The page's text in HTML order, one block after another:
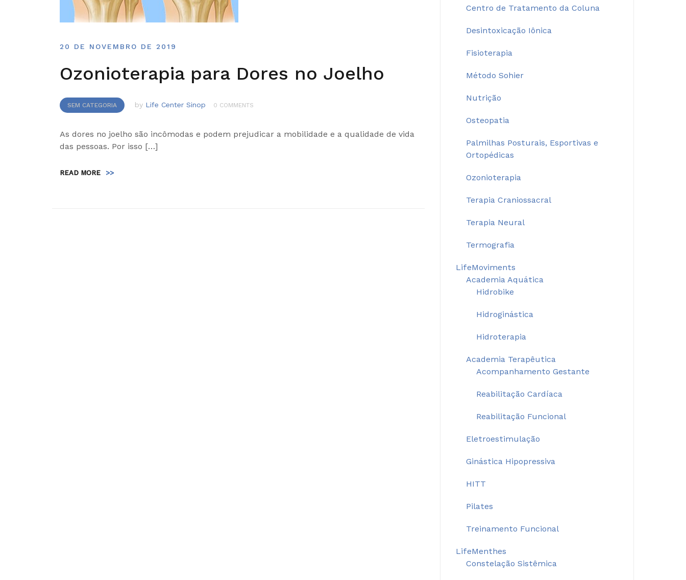
20 DE NOVEMBRO DE 2019
Ozonioterapia para Dores no Joelho
SEM CATEGORIA by Life Center Sinop 0 COMMENTS
As dores no joelho são incômodas e podem prejudicar a mobilidade e a qualidade de vida
das pessoas. Por isso […]
READ MORE >>
Centro de Tratamento da Coluna
Desintoxicação Iônica
Fisioterapia
Método Sohier
Nutrição
Osteopatia
Palmilhas Posturais, Esportivas e
Ortopédicas
Ozonioterapia
Terapia Craniossacral
Terapia Neural
Termografia
LifeMoviments
Academia Aquática
Hidrobike
Hidroginástica
Hidroterapia
Academia Terapêutica
Acompanhamento Gestante
Reabilitação Cardíaca
Reabilitação Funcional
Eletroestimulação
Ginástica Hipopressiva
HITT
Pilates
Treinamento Funcional
LifeMenthes
Constelação Sistêmica